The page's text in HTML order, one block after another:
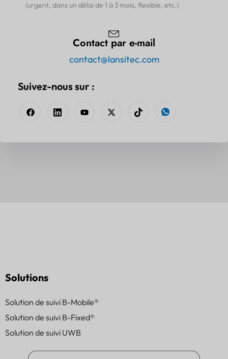
(urgent, dans un délai de 1 à 3 mois, flexible, etc.)
Contact par e-mail
contact@lansitec.com
Suivez-nous sur :
Solutions
Solution de suivi B-Mobile®
Solution de suivi B-Fixed®
Solution de suivi UWB